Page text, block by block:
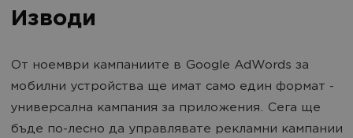
Изводи
От ноември кампаниите в Google AdWords за
мобилни устройства ще имат само един формат -
универсална кампания за приложения. Сега ще
бъде по-лесно да управлявате рекламни кампании